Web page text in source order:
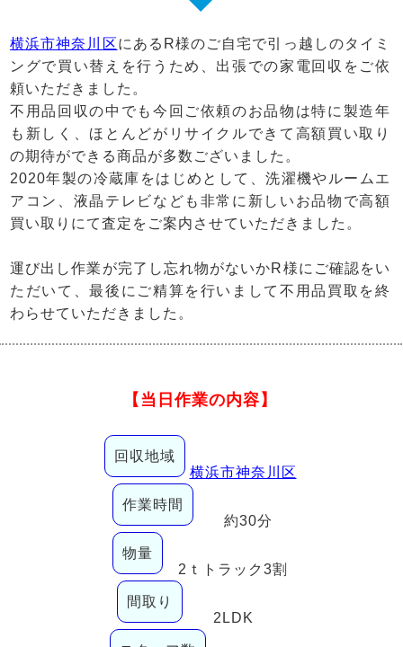
横浜市神奈川区にあるR様のご自宅で引っ越しのタイミ
ングで買い替えを行うため、出張での家電回収をご依
頼いただきました。
不用品回収の中でも今回ご依頼のお品物は特に製造年
も新しく、ほとんどがリサイクルできて高額買い取り
の期待ができる商品が多数ございました。
2020年製の冷蔵庫をはじめとして、洗濯機やルームエ
アコン、液晶テレビなども非常に新しいお品物で高額
買い取りにて査定をご案内させていただきました。
運び出し作業が完了し忘れ物がないかR様にご確認をい
ただいて、最後にご精算を行いまして不用品買取を終
わらせていただきました。
【当日作業の内容】
回収地域
横浜市神奈川区
作業時間
約30分
物量
2ｔトラック3割
間取り
2LDK